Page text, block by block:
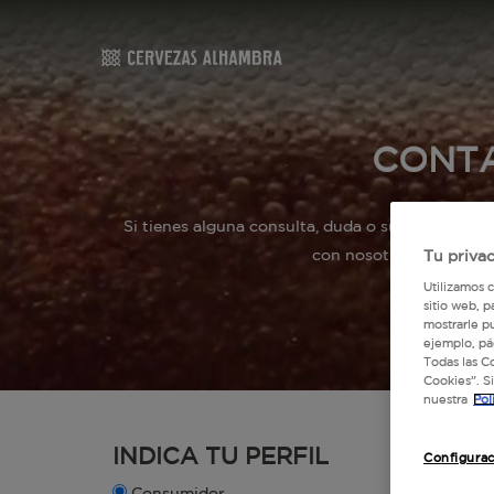
Si tienes alguna consulta, duda o sugerencia
con nosotros llamando
INDICA TU PERFIL
Tu
Utilizamos
sitio web,
mostrarle
ejemplo,
Todas las
Cookies”.
nuestra